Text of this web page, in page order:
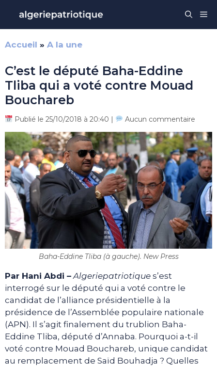
contenu
Accueil » A la une
C’est le député Baha-Eddine
Tliba qui a voté contre Mouad
Bouchareb
Publié le 25/10/2018 à 20:40 | Aucun commentaire
Baha-Eddine Tliba (à gauche). New Press
Par Hani Abdi – Algeriepatriotique s’est
interrogé sur le député qui a voté contre le
candidat de l’alliance présidentielle à la
présidence de l’Assemblée populaire nationale
(APN). Il s’agit finalement du trublion Baha-
Eddine Tliba, député d’Annaba. Pourquoi a-t-il
voté contre Mouad Bouchareb, unique candidat
au remplacement de Saïd Bouhadja ? Quelles